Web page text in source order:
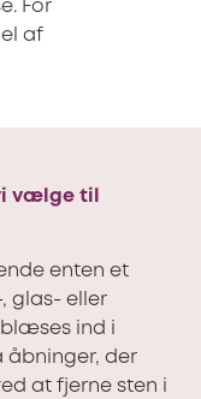
For
af
vælge til
enten et
glas- eller
ind i
åbninger, der
at fjerne sten i